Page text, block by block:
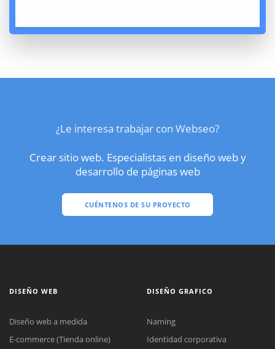
¿Le interesa trabajar con Webseo?
Crear sitio web. Especialistas en diseño web y
desarrollo de páginas web
CUÉNTENOS DE SU PROYECTO
DISEÑO WEB
Diseño web a medida
E-commerce (Tienda online)
DISEÑO GRAFICO
Naming
Identidad corporativa